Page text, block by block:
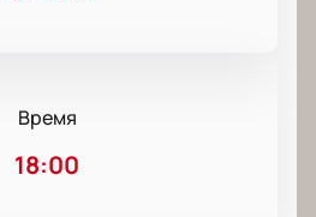
Время
18:00